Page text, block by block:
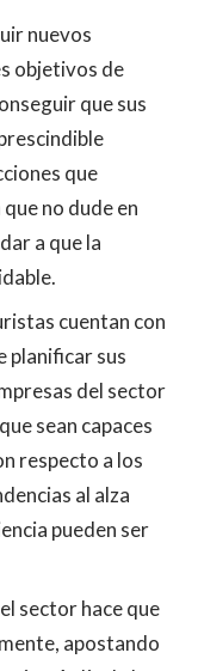
nuevos
objetivos de
que sus
que
no dude en
a que la
cuentan con
planificar sus
del sector
sean capaces
respecto a los
al alza
pueden ser
sector hace que
apostando